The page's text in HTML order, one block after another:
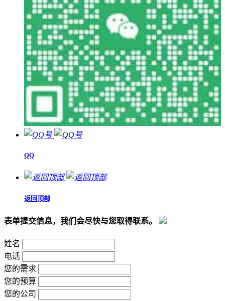
QQ
返回顶部
表单提交信息，我们会尽快与您取得联系。
姓名
电话
您的需求
您的预算
您的公司